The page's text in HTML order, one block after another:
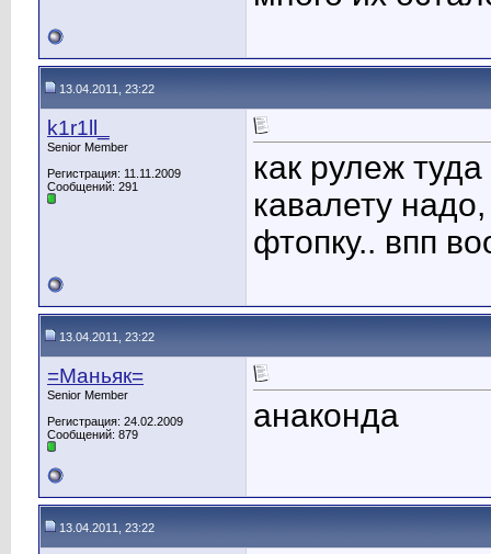
13.04.2011, 23:22
k1r1ll_
Senior Member
Регистрация: 11.11.2009
Сообщений: 291
как рулеж
кавалету
фтопку.. впп
13.04.2011, 23:22
=Маньяк=
Senior Member
Регистрация: 24.02.2009
Сообщений: 879
анаконда
13.04.2011, 23:22